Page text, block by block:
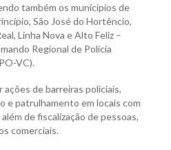
também os municípios de
São José do Hortêncio,
Linha Nova e Alto Feliz –
Regional de Polícia
VC).
de barreiras policiais,
e patrulhamento em locais com
de fiscalização de pessoas,
comerciais.